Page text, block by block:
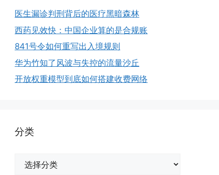
医生漏诊判刑背后的医疗黑暗森林
西药见效快：中国企业算的是合规账
841号令如何重写出入境规则
华为竹知了风波与失控的流量沙丘
开放权重模型到底如何搭建收费网络
分类